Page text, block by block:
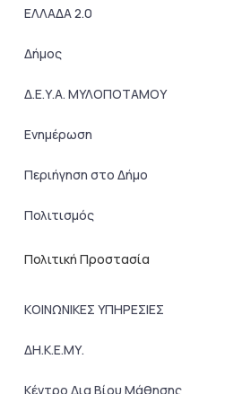
ΕΛΛΑΔΑ 2.0
Δήμος
Δ.Ε.Υ.Α. ΜΥΛΟΠΟΤΑΜΟΥ
Ενημέρωση
Περιήγηση στο Δήμο
Πολιτισμός
Πολιτική Προστασία
ΚΟΙΝΩΝΙΚΕΣ ΥΠΗΡΕΣΙΕΣ
ΔΗ.Κ.Ε.ΜΥ.
Κέντρο Δια Βίου Μάθησης